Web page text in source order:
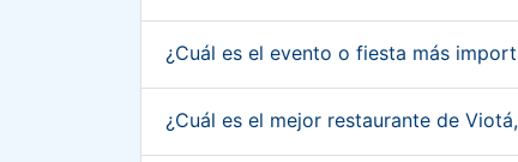
¿Cuál es el evento o fiesta más
¿Cuál es el mejor restaurante de